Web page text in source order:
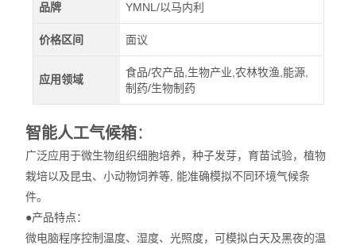
品牌 YMNL/以马内利
价格区间 面议
应用领域
食品/农产品,生物产业,农林牧渔,能源,
制药/生物制药
智能人工气候箱：
广泛应用于微生物组织细胞培养，种子发芽，育苗试验，植物
栽培以及昆虫、小动物饲养等, 能准确模拟不同环境气候条
件。
●产品特点：
微电脑程序控制温度、湿度、光照度，可模拟白天及黑夜的温